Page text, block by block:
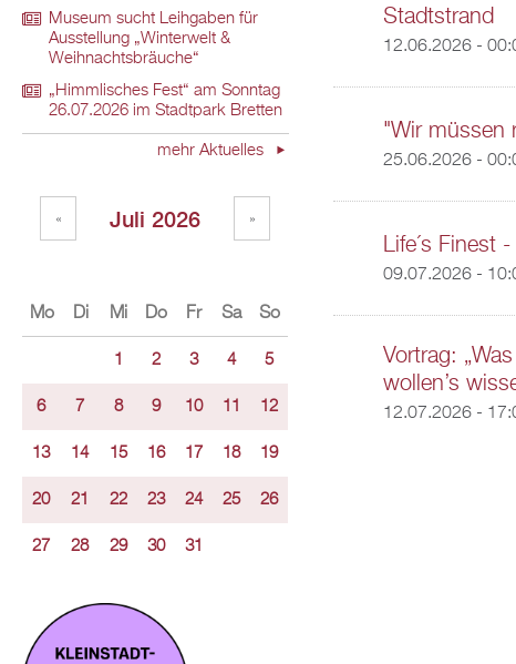
Stadtstrand
12.06.2026 -
"Wir müssen
25.06.2026 -
Life´s Finest
09.07.2026 -
Vortrag:
wollen’s
12.07.2026 -
Museum sucht Leihgaben für
Ausstellung „Winterwelt &
Weihnachtsbräuche“
„Himmlisches Fest“ am Sonntag
26.07.2026 im Stadtpark Bretten
mehr Aktuelles
Juli 2026
« »
Mo Di Mi Do Fr Sa So
1 2 3 4 5
6 7 8 9 10 11 12
13 14 15 16 17 18 19
20 21 22 23 24 25 26
27 28 29 30 31